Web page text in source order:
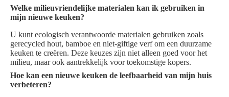
Welke milieuvriendelijke materialen kan ik gebruiken in
mijn nieuwe keuken?
U kunt ecologisch verantwoorde materialen gebruiken zoals
gerecycled hout, bamboe en niet-giftige verf om een duurzame
keuken te creëren. Deze keuzes zijn niet alleen goed voor het
milieu, maar ook aantrekkelijk voor toekomstige kopers.
Hoe kan een nieuwe keuken de leefbaarheid van mijn huis
verbeteren?